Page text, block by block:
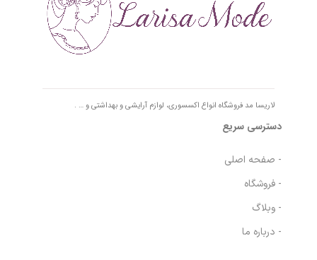
لاریسا مد فروشگاه انواع اکسسوری، لوازم آرایشی و بهداشتی و … .
دسترسی سریع
- صفحه اصلی
- فروشگاه
- وبلاگ
- درباره ما